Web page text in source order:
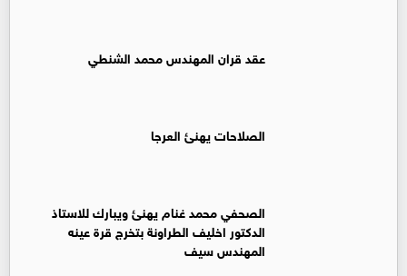
عقد قران المهندس محمد الشنطي
الصلاحات يهنئ العرجا
الصحفي محمد غنام يهنئ ويبارك للاستاذ
الدكتور اخليف الطراونة بتخرج قرة عينه
المهندس سيف